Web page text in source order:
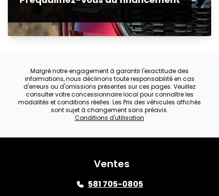
Malgré notre engagement à garantir l'exactitude des
informations, nous déclinons toute responsabilité en cas
d'erreurs ou d'omissions présentes sur ces pages. Veuillez
consulter votre concessionnaire local pour connaître les
modalités et conditions réelles. Les Prix des véhicules affichés
sont sujet à changement sans préavis.
Conditions d'utilisation
Ventes
581 705-0805